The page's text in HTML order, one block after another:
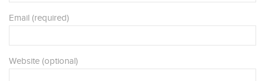
Email (required)
Website (optional)